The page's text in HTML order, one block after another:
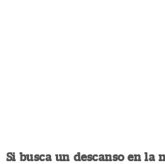
Si busca un descanso en la